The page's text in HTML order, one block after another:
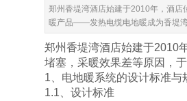
郑州香堤湾酒店始建于2010年，酒
暖产品——发热电缆电地暖成为香堤湾
郑州香堤湾酒店始建于2010
堵塞，采暖效果差等原因，
1、电地暖系统的设计标准与
1.1、设计标准